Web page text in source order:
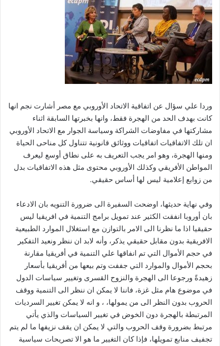
وردا علي سؤال عن اتفاقية الاتحاد الأوروبي مع مصر أشارت نجم انها
كانت بهدف الحد من الهجرة فقط، وانها بخبرتها السابقة اثناء
مشاركتها في مفاوضات الشراكة وسياسة الجوار مع الاتحاد الأوروبي
ان تلك الاتفاقيات اتفاقيات ووثائق قانونية تتناول كل مناحى الحياة
ومنها الهجرة، وهو امر يجب التعريف به على نطاق أوسع ليعرف
المواطن الأفريقي وكذلك الأوروبي محتوى مثل هذه الاتفاقيات بدل
من زوابع إعلامية ليس لها أساس حقيقي.
وفي نهاية حديثها، اوضحت السفيرة الى ضرورة التنويه بان الادعاء
بان أوروبا انفقت الكثير عند تمويل برامج التنمية في افريقيا ليس
حقيقيا اذا ما نظرنا الى الامر بالتوازن مع استغلال الموارد الطبيعية
الافريقية بدون مقابل حقيقي يذكر، وأنه لابد ان ننظر ونعيد التفكير
في حجم الأموال التي تم انفاقها علي التنمية في أفريقيا مقارنة
بحجم الأموال والموارد التي جففت وتم بيعها من أفريقيا بأسعار
زهيدةً ورجوعا الى الهجرة والنزوح القسرى وتغيير سياسات الدول
في موضوع هام مثل غزة، فاننا لا يمكن ان ننظر الى التنمية ووقف
الحروب بدون النظر الى من يمولها، ، و انه لا يمكن تغيير السرديات
المرتبطة بالهجرة دون الخوض في تغيير السياسات والذي يأتي
مرتبط بضرورة وقف الحروب والتي لا يمكن ان يقف نزيفها ما لم يتم
تجفيف منابع تمويلها، فإذا كان التغيير ما هو الا تصريحات سياسية